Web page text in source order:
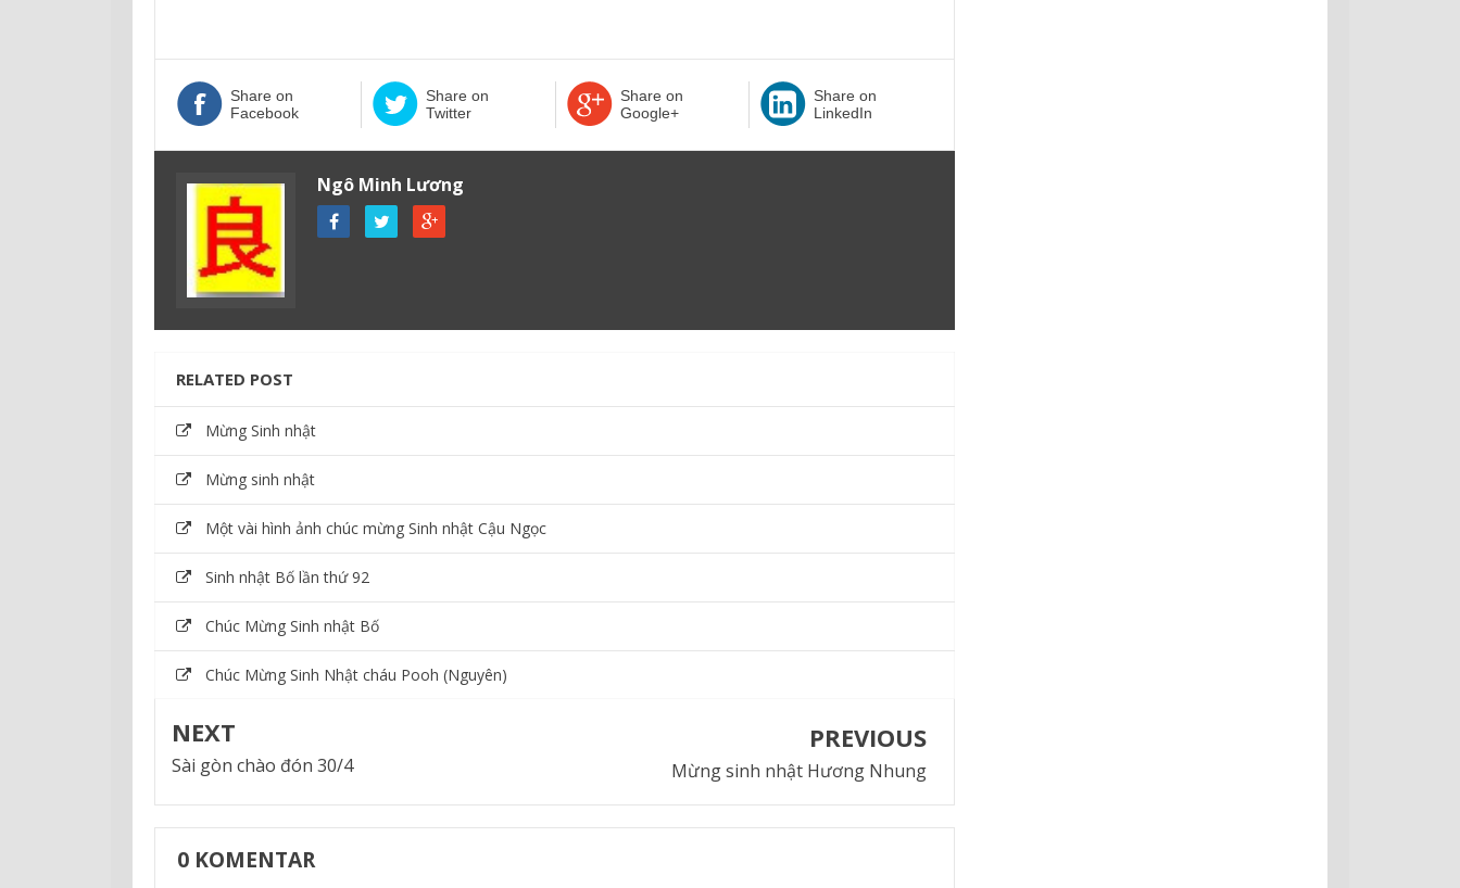
Share on
Facebook
Share on
Twitter
Share on
Google+
Share on
LinkedIn
Ngô Minh Lương
RELATED POST
Mừng Sinh nhật
Mừng sinh nhật
Một vài hình ảnh chúc mừng Sinh nhật Cậu Ngọc
Sinh nhật Bố lần thứ 92
Chúc Mừng Sinh nhật Bố
Chúc Mừng Sinh Nhật cháu Pooh (Nguyên)
NEXT
Sài gòn chào đón 30/4
PREVIOUS
Mừng sinh nhật Hương Nhung
0 KOMENTAR